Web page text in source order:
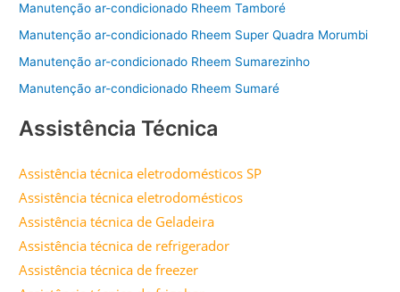
Manutenção ar-condicionado Rheem Tamboré
Manutenção ar-condicionado Rheem Super Quadra Morumbi
Manutenção ar-condicionado Rheem Sumarezinho
Manutenção ar-condicionado Rheem Sumaré
Assistência Técnica
Assistência técnica eletrodomésticos SP
Assistência técnica eletrodomésticos
Assistência técnica de Geladeira
Assistência técnica de refrigerador
Assistência técnica de freezer